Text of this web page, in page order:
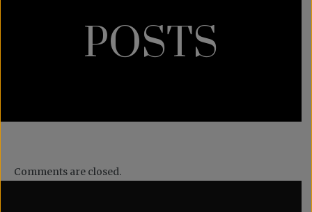
POSTS
Comments are closed.